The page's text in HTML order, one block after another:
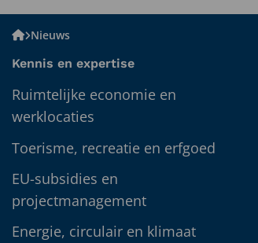
Bureau
Nieuws
Kennis en expertise
Ruimtelijke economie en
werklocaties
Toerisme, recreatie en erfgoed
EU-subsidies en
projectmanagement
Energie, circulair en klimaat